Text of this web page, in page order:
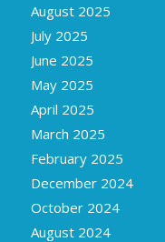
August 2025
July 2025
June 2025
May 2025
April 2025
March 2025
February 2025
December 2024
October 2024
August 2024